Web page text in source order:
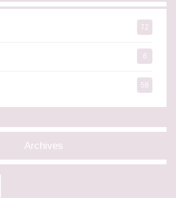
72
6
58
Archives